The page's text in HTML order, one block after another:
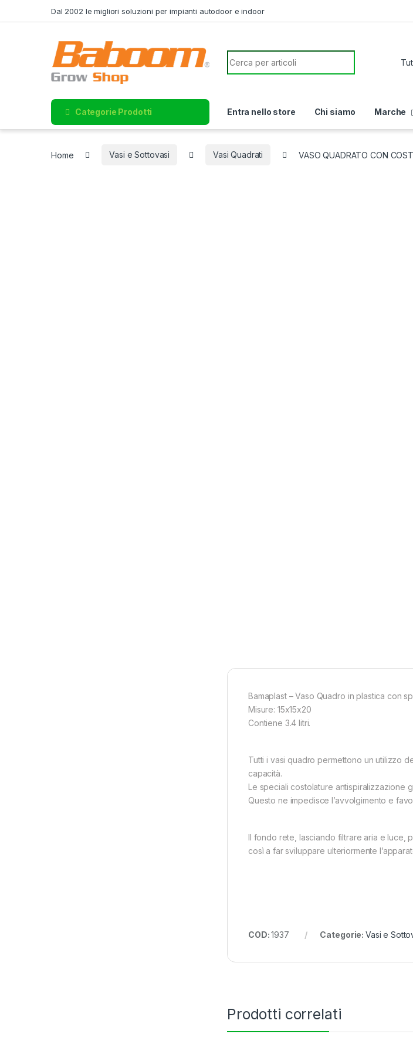
Dal 2002 le migliori soluzioni per impianti autodoor e indoor
Search for:
Categorie Prodotti Entra nello store Chi siamo Marche
Home Vasi e Sottovasi Vasi Quadrati VASO QUADRATO CON
Bamaplast – Vaso Quadro in plastica con
Misure: 15x15x20
Contiene 3.4 litri.
Tutti i vasi quadro permettono un utilizzo
capacità.
Le speciali costolature antispiralizzazione
Questo ne impedisce l’avvolgimento e
Il fondo rete, lasciando filtrare aria e luce,
così a far sviluppare ulteriormente
COD:1937 Categorie: Vasi e
Prodotti correlati